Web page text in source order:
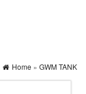
Home » GWM TANK